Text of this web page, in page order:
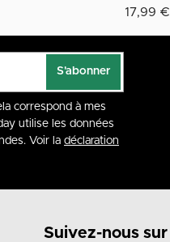
17,99 €
S'abonner
correspond à mes
utilise les données
Voir la déclaration
Suivez-nous sur